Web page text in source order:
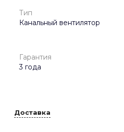
Тип
Канальный вентилятор
Гарантия
3 года
Доставка